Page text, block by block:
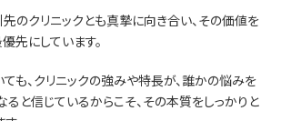
のクリニックとも真摯に向き合い、その価値を
先にしています。
も、クリニックの強みや特長が、誰かの悩みを
と信じているからこそ、その本質をしっかりと